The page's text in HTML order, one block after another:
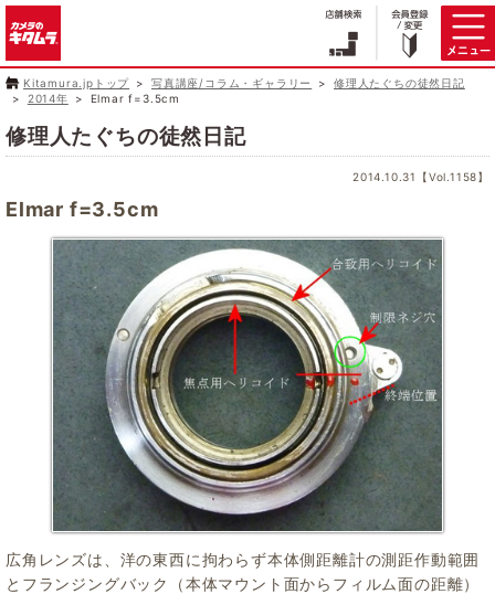
Kitamura.jpトップ 写真講座/コラム・ギャラリー
修理人たぐちの徒然日記
2014年
Elmar f=3.5cm
修理人たぐちの徒然日記
2014.10.31【Vol.1158】
Elmar f=3.5cm
広角レンズは、洋の東西に拘わらず本体側距離計の測距作動範囲
とフランジングバック（本体マウント面からフィルム面の距離）